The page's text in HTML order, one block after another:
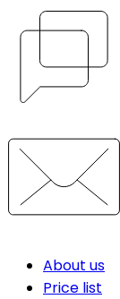
About us
Price list